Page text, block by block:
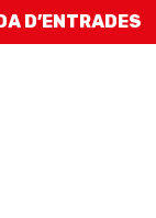
D’ENTRADES